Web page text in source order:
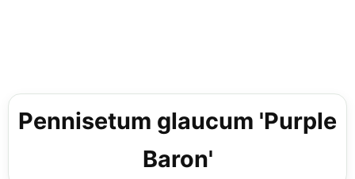
Pennisetum glaucum 'Purple
Baron'